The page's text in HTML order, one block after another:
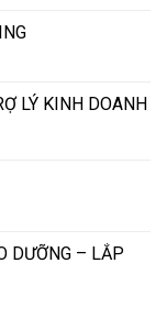
LÝ KINH DOANH
DƯỠNG – LẮP